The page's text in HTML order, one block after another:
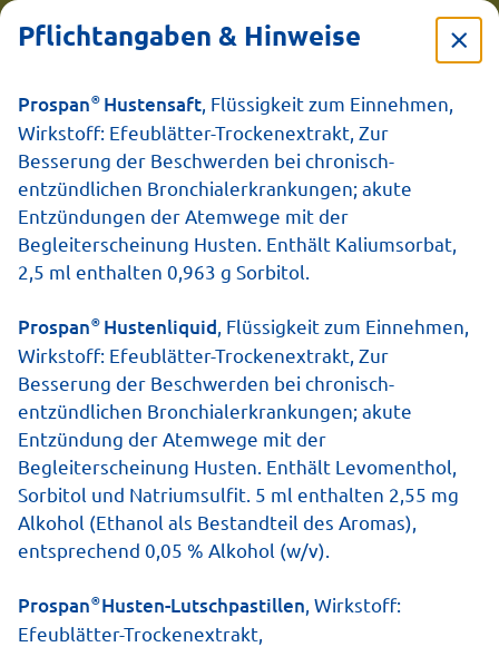
30.04.2025
Grippe oder
Erkältung:
Symptome, Verlauf
und Dauer
Pflichtangaben & Hinweise
Prospan®Hustensaft , Flüssigkeit zum Einnehmen,
Wirkstoff: Efeublätter-Trockenextrakt, Zur
Besserung der Beschwerden bei chronisch-
entzündlichen Bronchialerkrankungen; akute
Entzündungen der Atemwege mit der
Begleiterscheinung Husten. Enthält Kaliumsorbat,
2,5 ml enthalten 0,963 g Sorbitol.
Prospan®Hustenliquid , Flüssigkeit zum Einnehmen,
Wirkstoff: Efeublätter-Trockenextrakt, Zur
Besserung der Beschwerden bei chronisch-
entzündlichen Bronchialerkrankungen; akute
Entzündung der Atemwege mit der
Begleiterscheinung Husten. Enthält Levomenthol,
Sorbitol und Natriumsulfit. 5 ml enthalten 2,55 mg
Alkohol (Ethanol als Bestandteil des Aromas),
entsprechend 0,05 % Alkohol (w/v).
Prospan® Husten-Lutschpastillen , Wirkstoff:
Efeublätter-Trockenextrakt,